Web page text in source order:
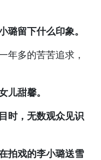
璐留下什么印象。
年多的苦苦追求，
儿甜馨。
时，无数观众见识
拍戏的李小璐送雪